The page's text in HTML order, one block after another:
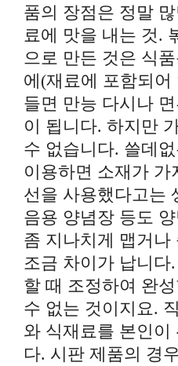
품의 장점은 정말
료에 맛을 내는 것.
으로 만든 것은 식
에(재료에 포함되
들면 만능 다시나
이 됩니다. 하지만
수 없습니다. 쓸데
이용하면 소재가
선을 사용했다고는
음용 양념장 등도
좀 지나치게 맵거
조금 차이가 납니
할 때 조정하여 완
수 없는 것이지요.
와 식재료를 본인
다. 시판 제품의 경